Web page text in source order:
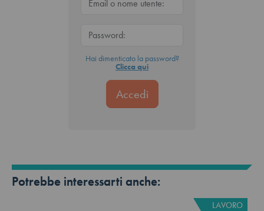
Hai dimenticato la password?
Clicca qui
Potrebbe interessarti anche:
LAVORO